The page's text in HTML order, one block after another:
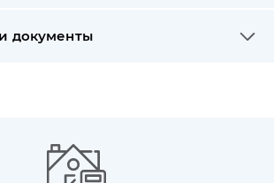
документы